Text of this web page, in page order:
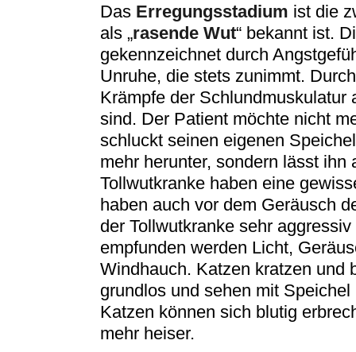
Das Erregungsstadium ist die
als „rasende Wut“ bekannt ist.
gekennzeichnet durch
Unruhe, die stets zunimmt.
Krämpfe der
sind. Der Patient möchte nicht
schluckt seinen eigenen
mehr herunter, sondern lässt
Tollwutkranke haben eine
haben auch vor dem Geräusch
der Tollwutkranke sehr
empfunden werden Licht,
Windhauch. Katzen kratzen und
grundlos und sehen mit
Katzen können sich blutig
mehr heiser.